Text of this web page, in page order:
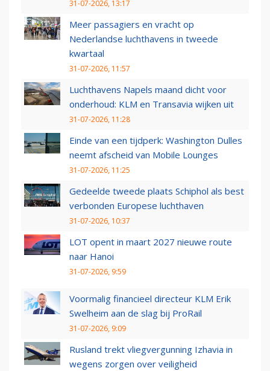
31-07-2026, 13:17
Meer passagiers en vracht op
Nederlandse luchthavens in tweede
kwartaal
31-07-2026, 11:57
Luchthavens Napels maand dicht voor
onderhoud: KLM en Transavia wijken uit
31-07-2026, 11:28
Einde van een tijdperk: Washington Dulles
neemt afscheid van Mobile Lounges
31-07-2026, 11:25
Gedeelde tweede plaats Schiphol als best
verbonden Europese luchthaven
31-07-2026, 10:37
LOT opent in maart 2027 nieuwe route
naar Hanoi
31-07-2026, 9:59
Voormalig financieel directeur KLM Erik
Swelheim aan de slag bij ProRail
31-07-2026, 9:09
Rusland trekt vliegvergunning Izhavia in
wegens zorgen over veiligheid